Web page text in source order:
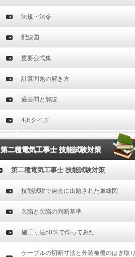
法規・法令
配線図
重要公式集
計算問題の解き方
過去問と解説
4択クイズ
第二種電気工事士 技能試験対策
第二種電気工事士 技能試験対策
技能試験で過去に出題された単線図
欠陥と欠陥の判断基準
施工寸法50％で作ってみた
ケーブルの切断寸法と外装被覆のはぎ取り